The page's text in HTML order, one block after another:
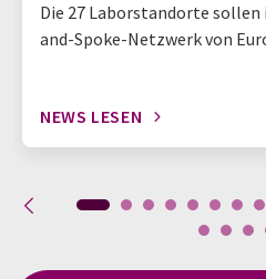
Die 27 Laborstandorte sollen
and-Spoke-Netzwerk von
NEWS LESEN